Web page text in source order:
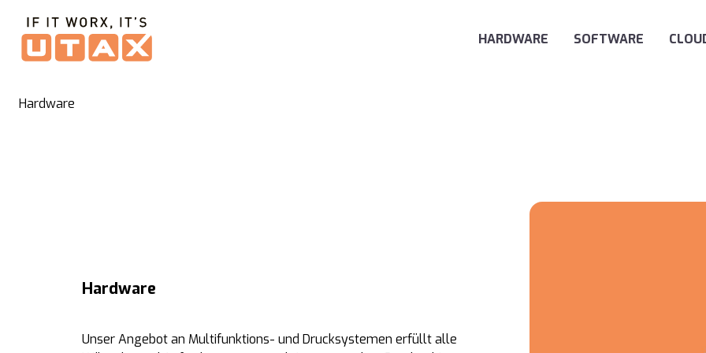
HARDWARE
SOFTWARE
Hardware
Hardware
Unser Angebot an Multifunktions- und Drucksystemen erfüllt alle